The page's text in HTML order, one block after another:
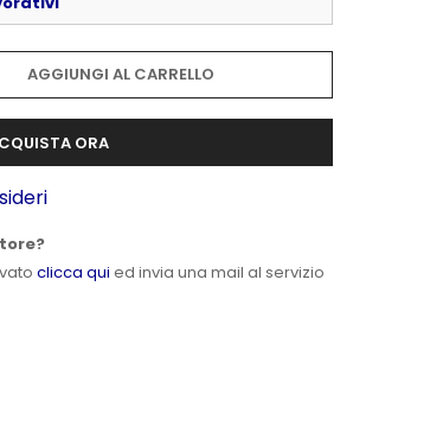
AGGIUNGI AL CARRELLO
ORA
clicca qui ed invia una mail al servizio